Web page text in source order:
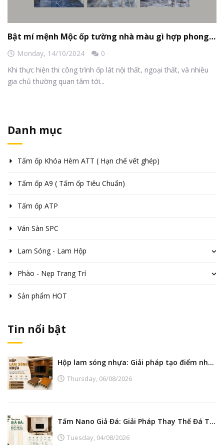
Bật mí mệnh Mộc ốp tường nhà màu gì hợp phong thủy
Monday, 14/10/2024
0
Khi thực hiện thi công trình ốp lát nội thất, ngoại thất, và nhiều
gia chủ thường quan tâm tới...
Danh mục
Tấm ốp Khóa Hèm ATT ( Hạn chế vết ghép)
Tấm ốp A9 ( Tấm ốp Tiêu Chuẩn)
Tấm ốp ATP
Ván Sàn SPC
Lam Sóng - Lam Hộp
Phào - Nẹp Trang Trí
Sản phẩm HOT
Tin nổi bật
Hộp lam sóng nhựa: Giải pháp tạo điểm nhấn nội thất hiện đại, bền đẹp
Thursday, 06/08/2026
Tấm Nano Giả Đá: Giải Pháp Thay Thế Đá Tự Nhiên Đẹp, Bền Và Tiết Kiệm
Tuesday, 04/08/2026